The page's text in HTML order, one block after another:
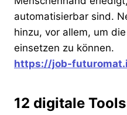
automatisierbar sind.
hinzu, vor allem, um
einsetzen zu können.
https://job-
12 digitale